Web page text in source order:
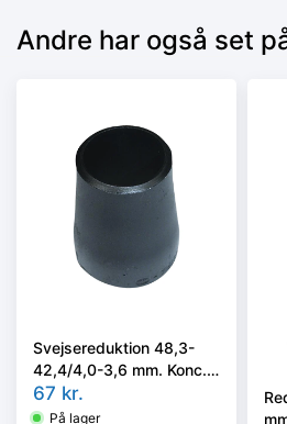
Andre har også set
Svejsereduktion 48,3-
42,4/4,0-3,6 mm. Konc.
Kval. P235GH, EN 10253-
2 type B
67 kr.
På lager